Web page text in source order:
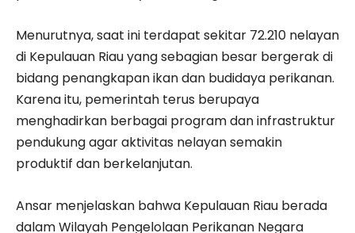
Menurutnya, saat ini terdapat sekitar 72.210 nelayan
di Kepulauan Riau yang sebagian besar bergerak di
bidang penangkapan ikan dan budidaya perikanan.
Karena itu, pemerintah terus berupaya
menghadirkan berbagai program dan infrastruktur
pendukung agar aktivitas nelayan semakin
produktif dan berkelanjutan.
Ansar menjelaskan bahwa Kepulauan Riau berada
dalam Wilayah Pengelolaan Perikanan Negara